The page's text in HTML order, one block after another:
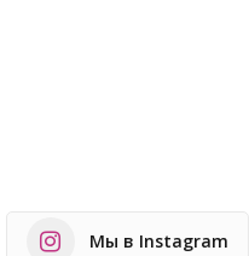
Мы в Instagram